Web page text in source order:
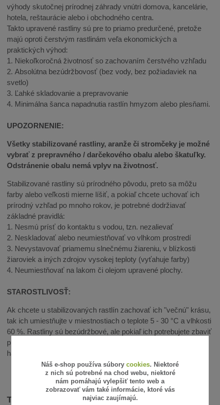
výhody skutočnej prírodnej záhrady vnútri domova, kancelárie,
hotela, reštaurácie alebo i obchodného centra.
Takto upravené rastliny sú pre to priamo predurčené, pretože
majú oproti čerstvým rastlinám veľa ekonomických a
praktických výhod:
1. Niekoľkoročná životnosť so zachovaním čerstvého vzhľadu
2. Absolútna bezúdržbovosť (bez vody, bez požiadaviek na
svetlo)
3. Ľahké skladovanie a prepravovanie
4. Minimálna šanca napadnutia rastlín hmyzom alebo plesňami.
UPOZORNENIE:
Všetky stabilizované rastliny, aranže či stromčeky je možné
vybrať z prepravného / darčekového obalu alebo škatuľky.
Odstránenie obalu nemá vplyv na životnosť.
Stabilizované rastliny sú prírodného pôvodu, preto sa môžu
farby alebo veľkosti mierne líšiť, a pokiaľ chcete uchovať ich
prírodný vzhľad po mnoho rokov, je potrebné dodržiavať
základné pravidlá:
1. Nesmú prísť do kontaktu s vodou, tzn. nezalievať
2. Neskladovať alebo neumiestňovať vo vlhkom prostredí
3. Nevystavovať priamemu slnečnému žiareniu, v blízkosti
žiaroviek a iných zdrojov vysokej teploty (vyťahuje farby)
4. Neumiestňovať na lakom či olejom upravené plochy.
STAROSTLIVOSŤ:
Ak chcete u stabilizovaných rastlín zachovať ich "večnú" krásu,
tak ich umiestňujte v miestnostiach o teplote 5 - 30 °C a vlhkosti
60 %. Rastliny sú bezúdržbové, ale pokiaľ ich potrebujete zbaviť
prachu, či iných nečistôt, tak použite vlhkú (nie mokrú)
handričku alebo fén za nízke teploty.
TOVAR ZARADENÝ V KATEGÓRIÁCH
Náš e-shop používa súbory cookies. Niektoré
z nich sú potrebné na chod webu, niektoré
nám pomáhajú vylepšiť tento web a
zobrazovať vám také informácie, ktoré vás
najviac zaujímajú.